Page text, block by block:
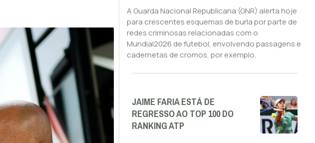
A Guarda Nacional Republicana (GNR) alerta hoje
para crescentes esquemas de burla por parte de
redes criminosas relacionadas com o
Mundial2026 de futebol, envolvendo passagens e
cadernetas de cromos, por exemplo.
JAIME FARIA ESTÁ DE
REGRESSO AO TOP 100 DO
RANKING ATP